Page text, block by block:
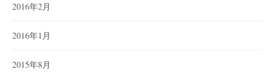
2016年2月
2016年1月
2015年8月